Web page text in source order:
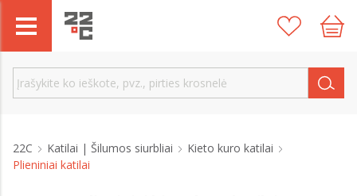
22C Katilai | Šilumos siurbliai
Kieto kuro katilai
Plieniniai katilai